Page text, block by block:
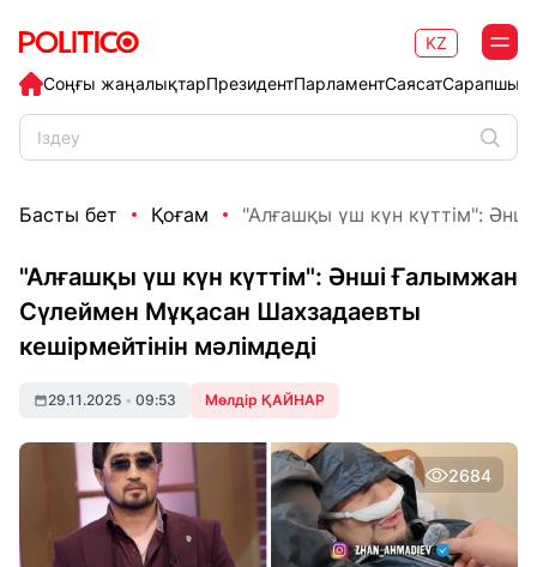
Соңғы жаңалықтарПрезидентПарламентСаясат
KZ
Басты бет Қоғам "Алғашқы үш күн күттім":
"Алғашқы үш күн күттім": Әнші Ғалымжан
Сүлеймен Мұқасан Шахзадаевты
кешірмейтінін мәлімдеді
29.11.2025 • 09:53 Мөлдір ҚАЙНАР
2684